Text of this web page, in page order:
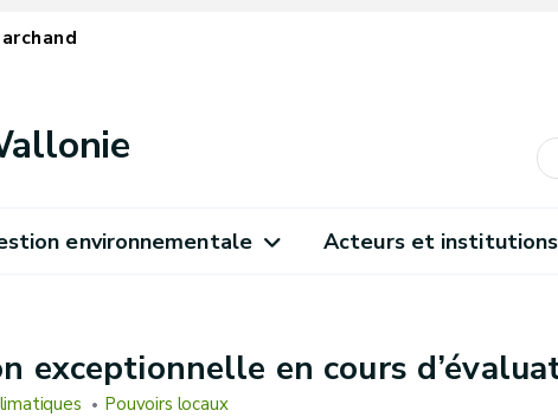
environnementale Acteurs et institutions
exceptionnelle en cours
Pouvoirs locaux